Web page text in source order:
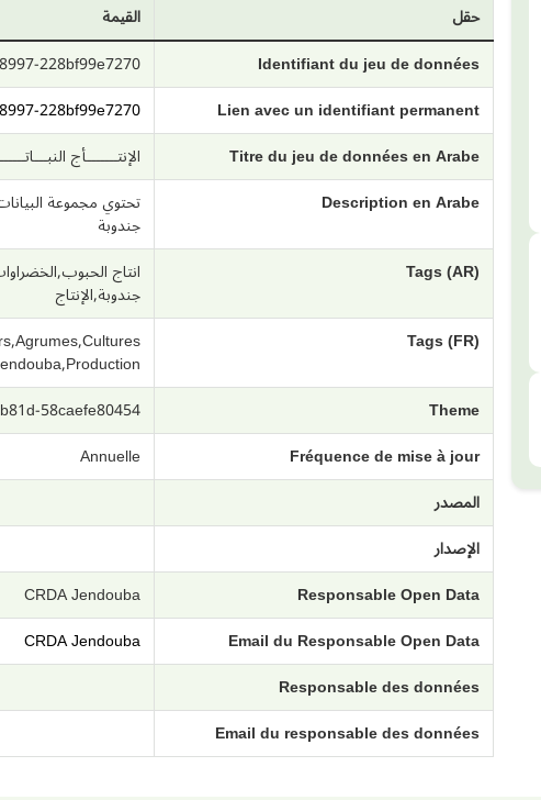
حقل
القيمة
Identifiant du jeu de données
228bf99e7270
Lien avec un identifiant permanent
228bf99e7270
Titre du jeu de données en Arabe
الإنتـــــــأج
Description en Arabe
تحتوي مجموعة
جندوبة
Tags (AR)
انتاج
جندوبة,الإنتاج
Tags (FR)
Theme
58caefe80454
Fréquence de mise à jour
Annuelle
المصدر
الإصدار
Responsable Open Data
CRDA Jendouba
Email du Responsable Open Data
CRDA Jendouba
Responsable des données
Email du responsable des données